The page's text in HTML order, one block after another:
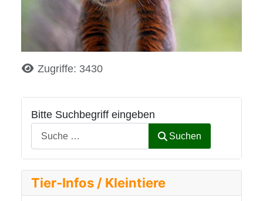
Bitte Suchbegriff eingeben
Suchen
Tier-Infos / Kleintiere
DetailsZugriffe: 3430